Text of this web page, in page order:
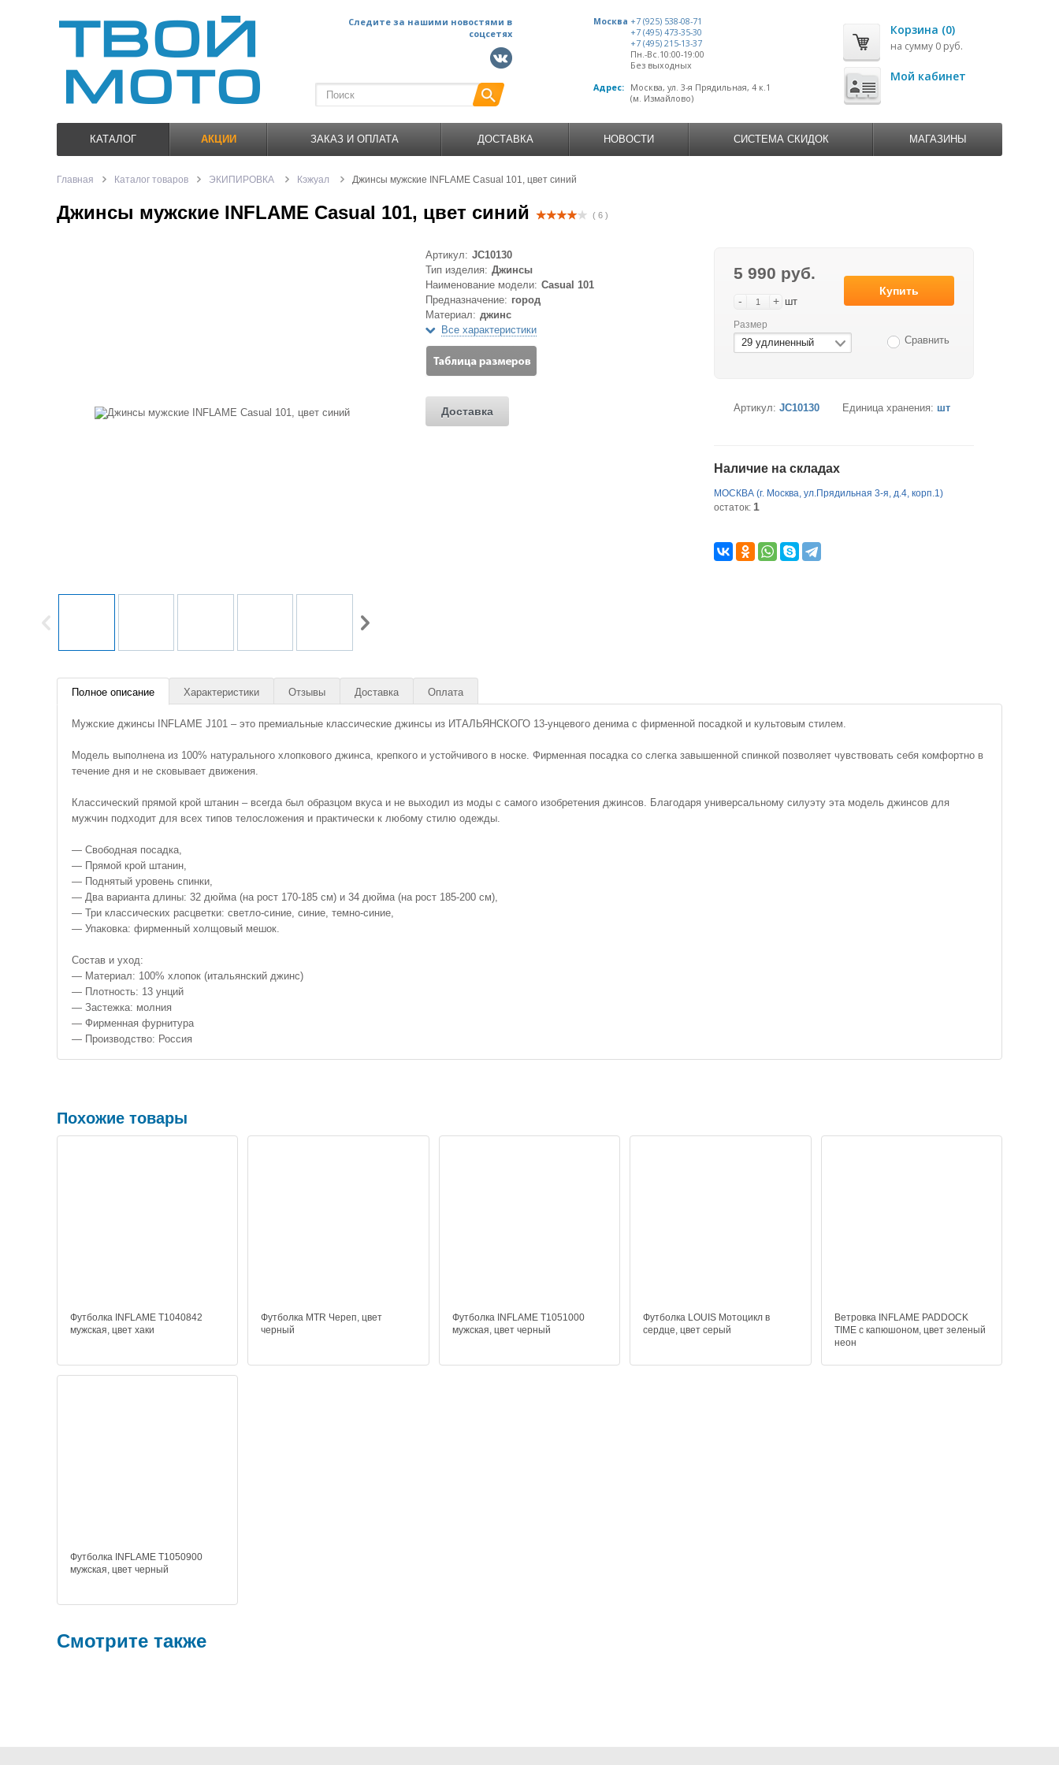
Следите за нашими новостями в
соцсетях
Москва +7 (925) 538-08-71
+7 (495) 473-35-30
+7 (495) 215-13-37
Пн.-Вс.10:00-19:00
Без выходных
Адрес:
Москва, ул. 3-я Прядильная, 4 к.1
(м. Измайлово)
Корзина (0)
на сумму 0 руб.
Мой кабинет
КАТАЛОГ АКЦИИ ЗАКАЗ И ОПЛАТА ДОСТАВКА НОВОСТИ СИСТЕМА СКИДОК МАГАЗИНЫ
Главная Каталог товаров ЭКИПИРОВКА Кэжуал Джинсы мужские INFLAME Casual 101, цвет синий
Джинсы мужские INFLAME Casual 101, цвет синий ( 6 )
5 990 руб.
- + шт
Купить
Размер
29 удлиненный Сравнить
Артикул: JC10130 Единица хранения: шт
Наличие на складах
МОСКВА (г. Москва, ул.Прядильная 3-я, д.4, корп.1)
остаток: 1
Артикул: JC10130
Тип изделия: Джинсы
Наименование модели: Casual 101
Предназначение: город
Материал: джинс
Все характеристики
Доставка
Полное описание Характеристики Отзывы Доставка Оплата
Мужские джинсы INFLAME J101 – это премиальные классические джинсы из ИТАЛЬЯНСКОГО 13-унцевого денима с фирменной посадкой и культовым стилем.
Модель выполнена из 100% натурального хлопкового джинса, крепкого и устойчивого в носке. Фирменная посадка со слегка завышенной спинкой позволяет чувствовать себя комфортно в
течение дня и не сковывает движения.
Классический прямой крой штанин – всегда был образцом вкуса и не выходил из моды с самого изобретения джинсов. Благодаря универсальному силуэту эта модель джинсов для
мужчин подходит для всех типов телосложения и практически к любому стилю одежды.
— Свободная посадка,
— Прямой крой штанин,
— Поднятый уровень спинки,
— Два варианта длины: 32 дюйма (на рост 170-185 см) и 34 дюйма (на рост 185-200 см),
— Три классических расцветки: светло-синие, синие, темно-синие,
— Упаковка: фирменный холщовый мешок.
Состав и уход:
— Материал: 100% хлопок (итальянский джинс)
— Плотность: 13 унций
— Застежка: молния
— Фирменная фурнитура
— Производство: Россия
Похожие товары
Футболка INFLAME T1040842
мужская, цвет хаки
Футболка MTR Череп, цвет
черный
Футболка INFLAME T1051000
мужская, цвет черный
Футболка LOUIS Мотоцикл в
сердце, цвет серый
Ветровка INFLAME PADDOCK
TIME с капюшоном, цвет зеленый
неон
Футболка INFLAME T1050900
мужская, цвет черный
Смотрите также